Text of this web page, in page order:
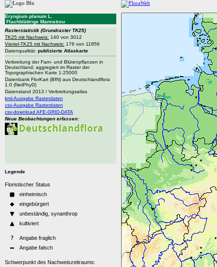
Eryngium planum L.
Flachblättrige Mannstreu
Rasterstatistik (Grundraster TK25)
TK25 mit Nachweis: 140 von 3012
Viertel-TK25 mit Nachweis: 176 von 11956
Datenqualität: publizierte Atlaskarte
Verbreitung der Farn- und Blütenpflanzen in
Deutschland; aggregiert im Raster der
Topographischen Karte 1:25000
Datenbank FlorKart (BfN) aus Deutschlandflora
1.0 (NetPhyD)
Datenstand 2013 / Verbreitungsatlas
kml-Ausgabe Rasterdaten
csv-Ausgabe Rasterdaten
csv-download AFE-GRID-DATA
Neue Beobachtungen erfassen:
Legende